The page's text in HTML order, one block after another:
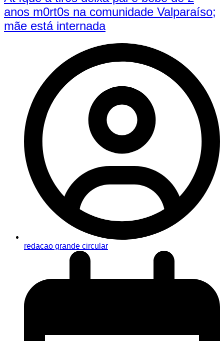
anos m0rt0s na comunidade Valparaíso;
mãe está internada
redacao grande circular